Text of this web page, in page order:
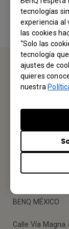
tecnologías
experiencia al
las cookies
“Solo las
tecnología
ajustes de
quieres
nuestra
BENQ MÉXICO
Calle Vía Magna